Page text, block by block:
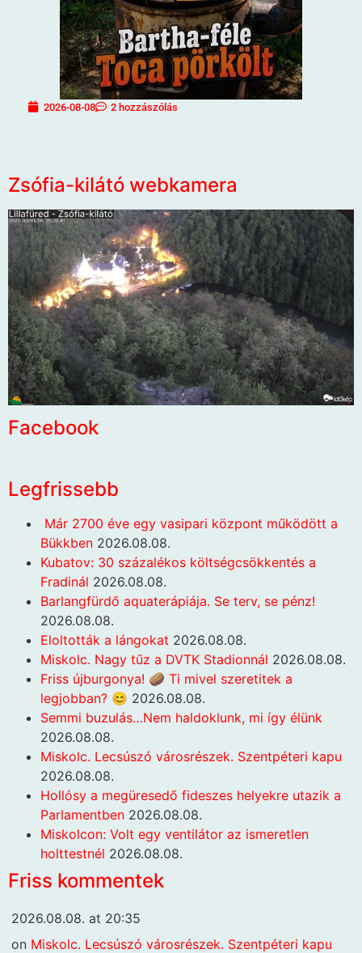
2026-08-08 2 hozzászólás
Zsófia-kilátó webkamera
Facebook
Legfrissebb
Már 2700 éve egy vasipari központ működött a
Bükkben 2026.08.08.
Kubatov: 30 százalékos költségcsökkentés a
Fradinál 2026.08.08.
Barlangfürdő aquaterápiája. Se terv, se pénz!
2026.08.08.
Eloltották a lángokat 2026.08.08.
Miskolc. Nagy tűz a DVTK Stadionnál 2026.08.08.
Friss újburgonya! 🥔 Ti mivel szeretitek a
legjobban? 😊 2026.08.08.
Semmi buzulás…Nem haldoklunk, mi így élünk
2026.08.08.
Miskolc. Lecsúszó városrészek. Szentpéteri kapu
2026.08.08.
Hollósy a megüresedő fideszes helyekre utazik a
Parlamentben 2026.08.08.
Miskolcon: Volt egy ventilátor az ismeretlen
holttestnél 2026.08.08.
Friss kommentek
2026.08.08. at 20:35
on Miskolc. Lecsúszó városrészek. Szentpéteri kapu